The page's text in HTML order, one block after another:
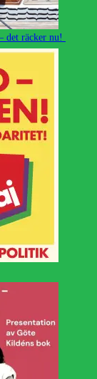
det räcker nu!